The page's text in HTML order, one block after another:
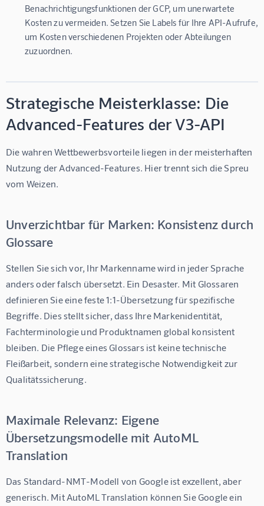
Benachrichtigungsfunktionen der GCP, um unerwartete
Kosten zu vermeiden. Setzen Sie Labels für Ihre API-Aufrufe,
um Kosten verschiedenen Projekten oder Abteilungen
zuzuordnen.
Strategische Meisterklasse: Die
Advanced-Features der V3-API
Die wahren Wettbewerbsvorteile liegen in der meisterhaften
Nutzung der Advanced-Features. Hier trennt sich die Spreu
vom Weizen.
Unverzichtbar für Marken: Konsistenz durch
Glossare
Stellen Sie sich vor, Ihr Markenname wird in jeder Sprache
anders oder falsch übersetzt. Ein Desaster. Mit Glossaren
definieren Sie eine feste 1:1-Übersetzung für spezifische
Begriffe. Dies stellt sicher, dass Ihre Markenidentität,
Fachterminologie und Produktnamen global konsistent
bleiben. Die Pflege eines Glossars ist keine technische
Fleißarbeit, sondern eine strategische Notwendigkeit zur
Qualitätssicherung.
Maximale Relevanz: Eigene
Übersetzungsmodelle mit AutoML
Translation
Das Standard-NMT-Modell von Google ist exzellent, aber
generisch. Mit AutoML Translation können Sie Google ein